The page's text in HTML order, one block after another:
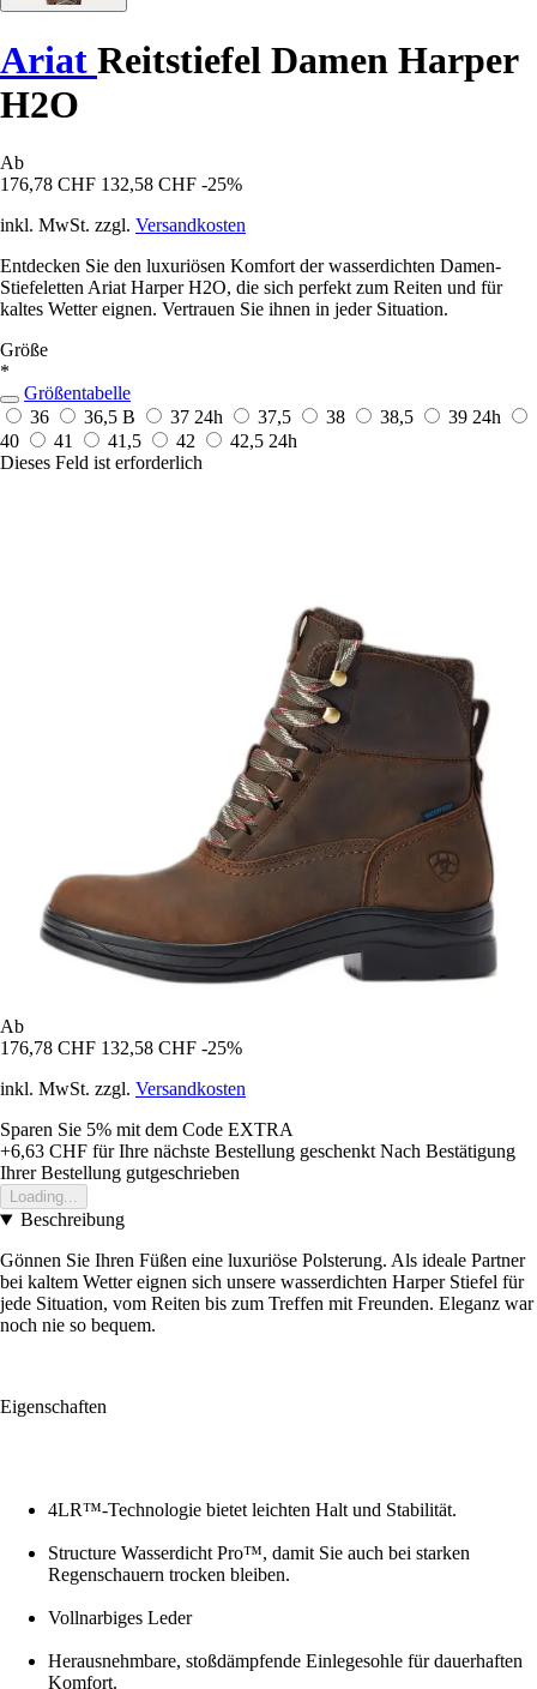
Ariat Reitstiefel Damen Harper
H2O
Ab
176,78 CHF 132,58 CHF -25%
inkl. MwSt. zzgl. Versandkosten
Entdecken Sie den luxuriösen Komfort der wasserdichten Damen-
Stiefeletten Ariat Harper H2O, die sich perfekt zum Reiten und für
kaltes Wetter eignen. Vertrauen Sie ihnen in jeder Situation.
Größe
*
Größentabelle
36
36,5 B 37 24h 37,5 38 38,5 39 24h
40
41 41,5 42 42,5 24h
Dieses Feld ist erforderlich
Ab
176,78 CHF 132,58 CHF -25%
inkl. MwSt. zzgl. Versandkosten
Sparen Sie 5% mit dem Code EXTRA
+6,63 CHF für Ihre nächste Bestellung geschenkt Nach Bestätigung
Ihrer Bestellung gutgeschrieben
Loading...
Beschreibung
Gönnen Sie Ihren Füßen eine luxuriöse Polsterung. Als ideale Partner
bei kaltem Wetter eignen sich unsere wasserdichten Harper Stiefel für
jede Situation, vom Reiten bis zum Treffen mit Freunden. Eleganz war
noch nie so bequem.
Eigenschaften
4LR™-Technologie bietet leichten Halt und Stabilität.
Structure Wasserdicht Pro™, damit Sie auch bei starken
Regenschauern trocken bleiben.
Vollnarbiges Leder
Herausnehmbare, stoßdämpfende Einlegesohle für dauerhaften
Komfort.